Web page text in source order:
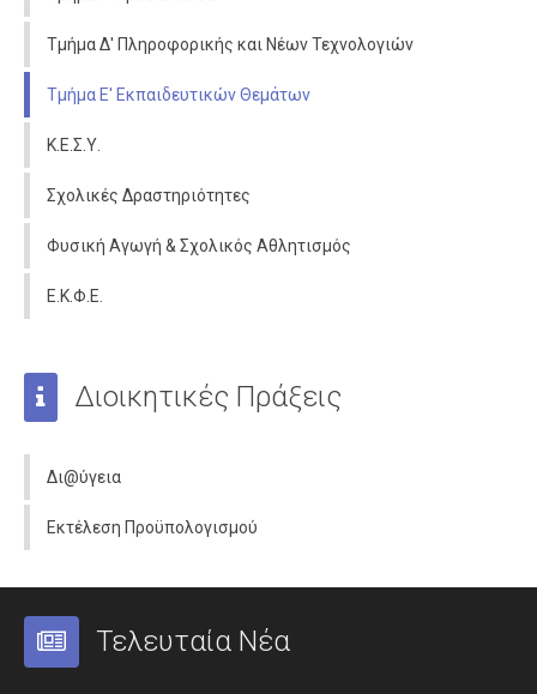
Τμήμα Δ' Πληροφορικής και Νέων Τεχνολογιών
Τμήμα Ε' Εκπαιδευτικών Θεμάτων
Κ.Ε.Σ.Υ.
Σχολικές Δραστηριότητες
Φυσική Αγωγή & Σχολικός Αθλητισμός
Ε.Κ.Φ.Ε.
Διοικητικές Πράξεις
Δι@ύγεια
Εκτέλεση Προϋπολογισμού
Τελευταία Νέα